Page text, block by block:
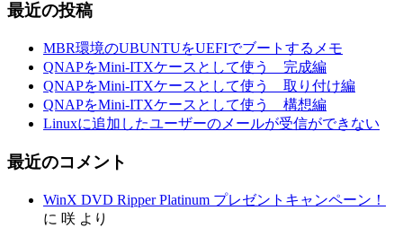
最近の投稿
MBR環境のUBUNTUをUEFIでブートするメモ
QNAPをMini-ITXケースとして使う 完成編
QNAPをMini-ITXケースとして使う 取り付け編
QNAPをMini-ITXケースとして使う 構想編
Linuxに追加したユーザーのメールが受信ができない
最近のコメント
WinX DVD Ripper Platinum プレゼントキャンペーン！
に 咲 より